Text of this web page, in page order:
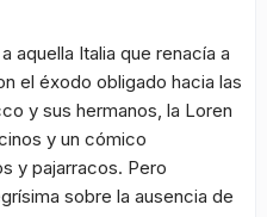
aquella Italia que renacía a
el éxodo obligado hacia las
y sus hermanos, la Loren
y un cómico
y pajarracos. Pero
sobre la ausencia de